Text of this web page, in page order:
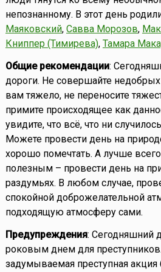
непознанному. В этот день
Маяковский, Савва Морозов,
Книппер (Тимирева), Тамара
Общие рекомендации:
дороги. Не совершайте
вам тяжело, не переносите
примите происходящее как
увидите, что всё, что ни
Можете провести день на
хорошо помечтать. А лучше
полезным – провести день на
раздумьях. В любом случае,
спокойной доброжелательной
подходящую атмосферу сами.
Предупреждения: Сегодняшний
роковым днем для
задумываемая преступная акция